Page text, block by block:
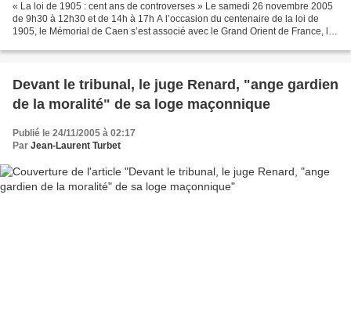
« La loi de 1905 : cent ans de controverses » Le samedi 26 novembre 2005
de 9h30 à 12h30 et de 14h à 17h A l’occasion du centenaire de la loi de
1905, le Mémorial de Caen s’est associé avec le Grand Orient de France, la
Devant le tribunal, le juge Renard, "ange gardien
de la moralité" de sa loge maçonnique
Publié le 24/11/2005 à 02:17
Par Jean-Laurent Turbet